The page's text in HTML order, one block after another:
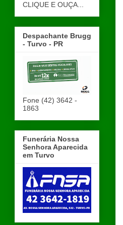
CLIQUE E OUÇA...
Despachante Brugg
- Turvo - PR
Fone (42) 3642 -
1863
Funerária Nossa
Senhora Aparecida
em Turvo